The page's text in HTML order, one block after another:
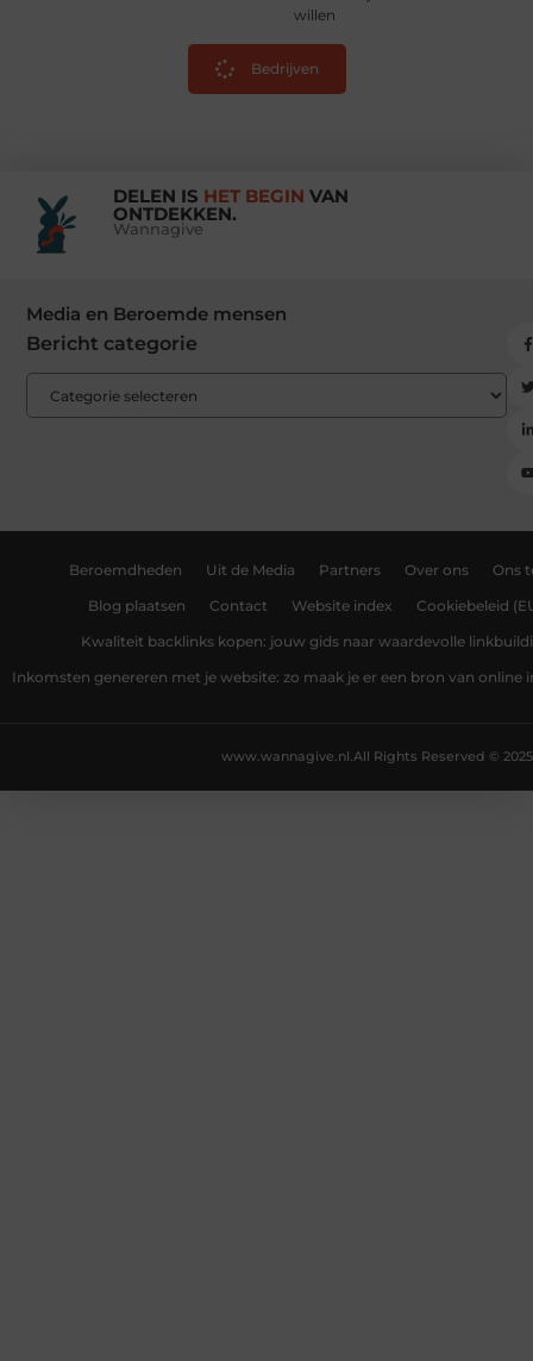
willen
Bedrijven
DELEN IS HET BEGIN VAN
ONTDEKKEN.
Wannagive
Media en Beroemde mensen
Bericht categorie
Beroemdheden Uit de Media Partners Over ons Ons
Blog plaatsen Contact Website index Cookiebeleid
Kwaliteit backlinks kopen: jouw gids naar waardevolle
Inkomsten genereren met je website: zo maak je er een bron van online
All Rights Reserved © 2025
www.wannagive.nl.